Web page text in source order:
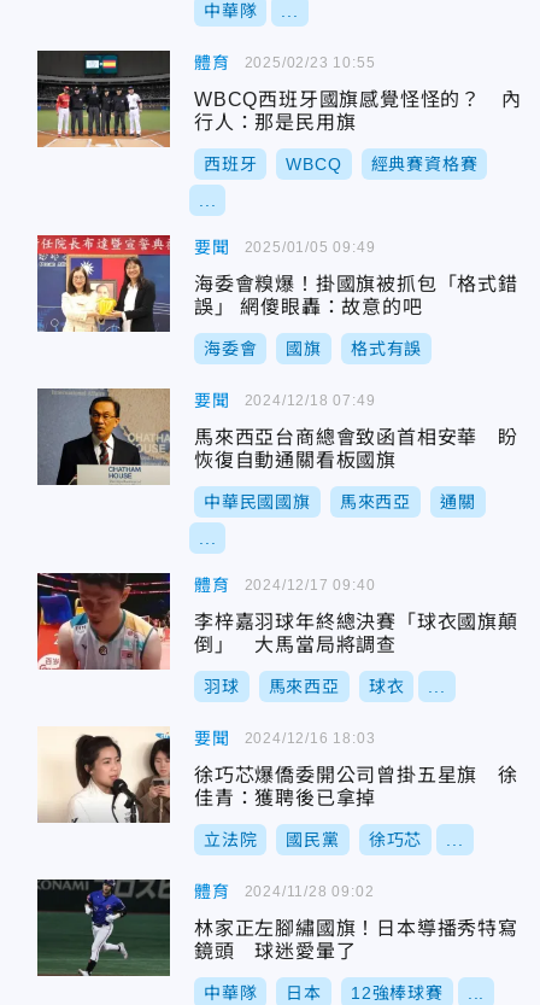
中華隊
體育
WBCQ西班牙國旗感覺怪怪的？ 內
行人：那是民用旗
西班牙 WBCQ 經典賽資格賽
2025/02/23 10:55
要聞
海委會糗爆！掛國旗被抓包「格式錯
誤」 網傻眼轟：故意的吧
海委會 國旗 格式有誤
2025/01/05 09:49
要聞
馬來西亞台商總會致函首相安華 盼
恢復自動通關看板國旗
中華民國國旗 馬來西亞 通關
2024/12/18 07:49
體育
李梓嘉羽球年終總決賽「球衣國旗顛
倒」 大馬當局將調查
羽球 馬來西亞 球衣
2024/12/17 09:40
要聞
徐巧芯爆僑委開公司曾掛五星旗 徐
佳青：獲聘後已拿掉
立法院 國民黨 徐巧芯
2024/12/16 18:03
體育
林家正左腳繡國旗！日本導播秀特寫
鏡頭 球迷愛暈了
中華隊 日本 12強棒球賽
2024/11/28 09:02